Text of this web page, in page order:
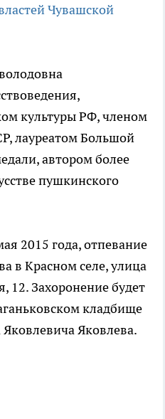
Чувашской
культуры РФ, членом
лауреатом Большой
автором более
пушкинского
2015 года, отпевание
в Красном селе, улица
12. Захоронение будет
кладбище
Яковлева.